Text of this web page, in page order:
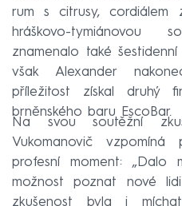
rum s citrusy, cordiálem
hráškovo-tymiánovou
znamenalo také
však Alexander
příležitost získal druhý
brněnského baru EscoBar.
Na svou soutěžní
Vukomanovič
profesní moment:
možnost poznat nové
zkušenost byla i